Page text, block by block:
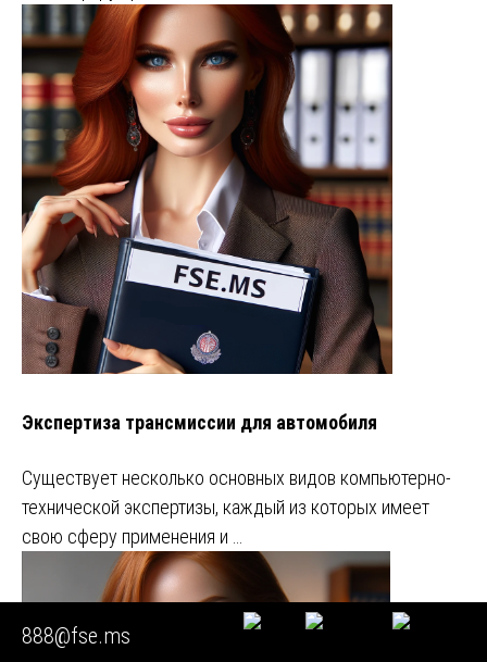
Экспертиза трансмиссии для автомобиля
Существует несколько основных видов компьютерно-
технической экспертизы, каждый из которых имеет
свою сферу применения и …
888@fse.ms